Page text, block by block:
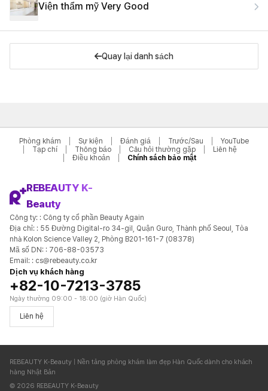
Viện thẩm mỹ Very Good
Quay lại danh sách
Phòng khám Sự kiện Đánh giá Trước/Sau
YouTube
Tạp chí
Thông báo Câu hỏi thường gặp
Liên hệ
Điều khoản
Chính sách bảo mật
REBEAUTY K-
Beauty
Công ty: : Công ty cổ phần Beauty Again
Địa chỉ: : 55 Đường Digital-ro 34-gil, Quận Guro, Thành phố Seoul, Tòa
nhà Kolon Science Valley 2, Phòng B201-161-7 (08378)
Mã số DN: : 706-88-03573
Email: : cs@rebeauty.co.kr
Dịch vụ khách hàng
+82-10-7213-3785
Ngày thường 09:00 - 18:00 (giờ Hàn Quốc)
Liên hệ
REBEAUTY K-Beauty | Nền tảng phòng khám làm đẹp Hàn Quốc dành cho khách
hàng Nhật Bản
© 2026 REBEAUTY K-Beauty